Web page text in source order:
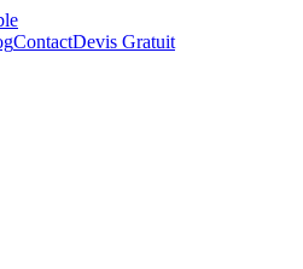
ContactDevis Gratuit